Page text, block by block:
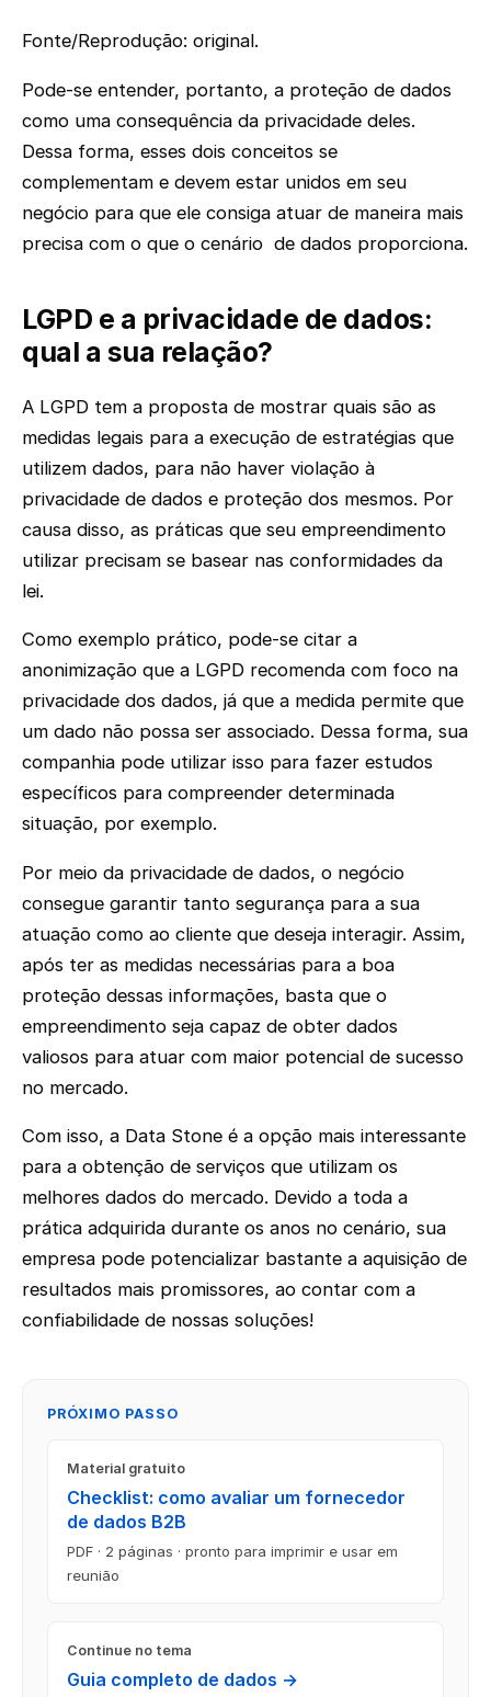
Fonte/Reprodução: original.
Pode-se entender, portanto, a proteção de dados
como uma consequência da privacidade deles.
Dessa forma, esses dois conceitos se
complementam e devem estar unidos em seu
negócio para que ele consiga atuar de maneira mais
precisa com o que o cenário de dados proporciona.
LGPD e a privacidade de dados:
qual a sua relação?
A LGPD tem a proposta de mostrar quais são as
medidas legais para a execução de estratégias que
utilizem dados, para não haver violação à
privacidade de dados e proteção dos mesmos. Por
causa disso, as práticas que seu empreendimento
utilizar precisam se basear nas conformidades da
lei.
Como exemplo prático, pode-se citar a
anonimização que a LGPD recomenda com foco na
privacidade dos dados, já que a medida permite que
um dado não possa ser associado. Dessa forma, sua
companhia pode utilizar isso para fazer estudos
específicos para compreender determinada
situação, por exemplo.
Por meio da privacidade de dados, o negócio
consegue garantir tanto segurança para a sua
atuação como ao cliente que deseja interagir. Assim,
após ter as medidas necessárias para a boa
proteção dessas informações, basta que o
empreendimento seja capaz de obter dados
valiosos para atuar com maior potencial de sucesso
no mercado.
Com isso, a Data Stone é a opção mais interessante
para a obtenção de serviços que utilizam os
melhores dados do mercado. Devido a toda a
prática adquirida durante os anos no cenário, sua
empresa pode potencializar bastante a aquisição de
resultados mais promissores, ao contar com a
confiabilidade de nossas soluções!
PRÓXIMO PASSO
Material gratuito
Checklist: como avaliar um fornecedor
de dados B2B
PDF · 2 páginas · pronto para imprimir e usar em
reunião
Continue no tema
Guia completo de dados →